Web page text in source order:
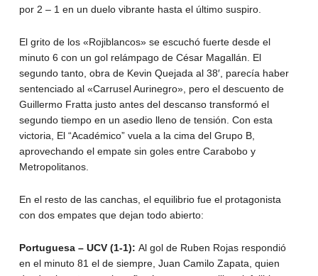
por 2 – 1 en un duelo vibrante hasta el último suspiro.
El grito de los «Rojiblancos» se escuchó fuerte desde el
minuto 6 con un gol relámpago de César Magallán. El
segundo tanto, obra de Kevin Quejada al 38′, parecía haber
sentenciado al «Carrusel Aurinegro», pero el descuento de
Guillermo Fratta justo antes del descanso transformó el
segundo tiempo en un asedio lleno de tensión. Con esta
victoria, El “Académico” vuela a la cima del Grupo B,
aprovechando el empate sin goles entre Carabobo y
Metropolitanos.
En el resto de las canchas, el equilibrio fue el protagonista
con dos empates que dejan todo abierto:
Portuguesa – UCV (1-1): Al gol de Ruben Rojas respondió
en el minuto 81 el de siempre, Juan Camilo Zapata, quien